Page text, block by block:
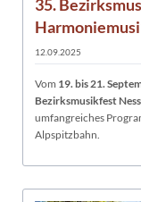
35.
12.09.2025
Vom 19. bis 21.
Bezirksmusikfest
umfangreiches
Alpspitzbahn.